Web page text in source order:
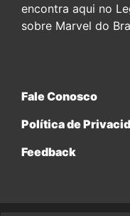
encontra aqui no
sobre Marvel do
Fale Conosco
Política de
Feedback